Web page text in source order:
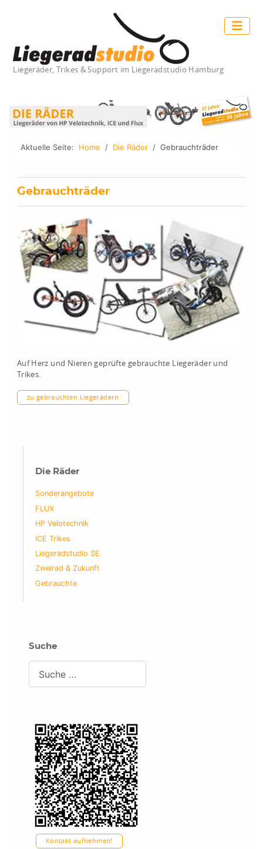
Liegeräder, Trikes & Support im Liegeradstudio Hamburg
Aktuelle Seite: Home Die Räder Gebrauchträder
Gebrauchträder
Auf Herz und Nieren geprüfte gebrauchte Liegeräder und
Trikes.
zu gebrauchten Liegerädern
Die Räder
Sonderangebote
FLUX
HP Velotechnik
ICE Trikes
Liegeradstudio SE
Zweirad & Zukunft
Gebrauchte
Suche
Kontakt aufnehmen!